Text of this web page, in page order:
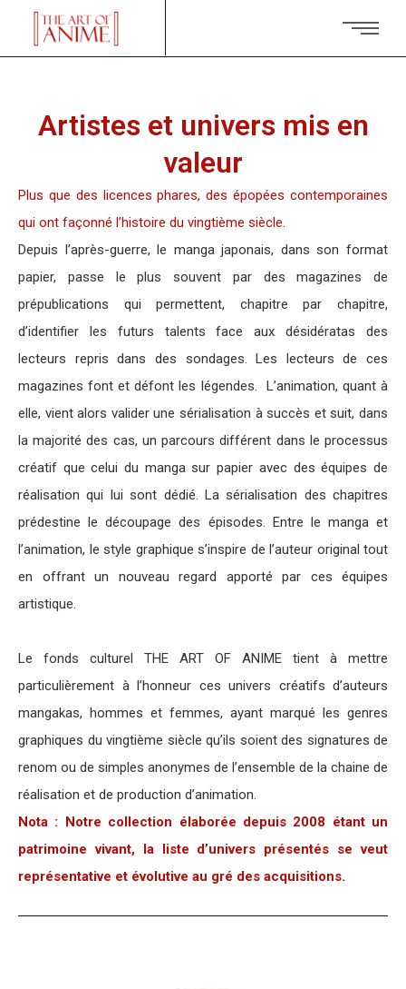
Artistes et univers mis en
valeur
Plus que des licences phares, des épopées contemporaines
qui ont façonné l’histoire du vingtième siècle.
Depuis l’après-guerre, le manga japonais, dans son format
papier, passe le plus souvent par des magazines de
prépublications qui permettent, chapitre par chapitre,
d’identifier les futurs talents face aux désidératas des
lecteurs repris dans des sondages. Les lecteurs de ces
magazines font et défont les légendes. L’animation, quant à
elle, vient alors valider une sérialisation à succès et suit, dans
la majorité des cas, un parcours différent dans le processus
créatif que celui du manga sur papier avec des équipes de
réalisation qui lui sont dédié. La sérialisation des chapitres
prédestine le découpage des épisodes. Entre le manga et
l’animation, le style graphique s’inspire de l’auteur original tout
en offrant un nouveau regard apporté par ces équipes
artistique.
Le fonds culturel THE ART OF ANIME tient à mettre
particulièrement à l’honneur ces univers créatifs d’auteurs
mangakas, hommes et femmes, ayant marqué les genres
graphiques du vingtième siècle qu’ils soient des signatures de
renom ou de simples anonymes de l’ensemble de la chaine de
réalisation et de production d’animation.
Nota : Notre collection élaborée depuis 2008 étant un
patrimoine vivant, la liste d’univers présentés se veut
représentative et évolutive au gré des acquisitions.